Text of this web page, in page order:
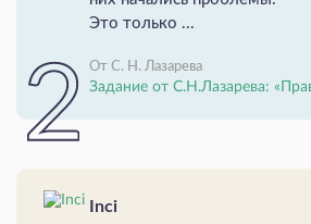
Это только ...
От С. Н. Лазарева
Задание от С.Н.Лазарева:
Inci